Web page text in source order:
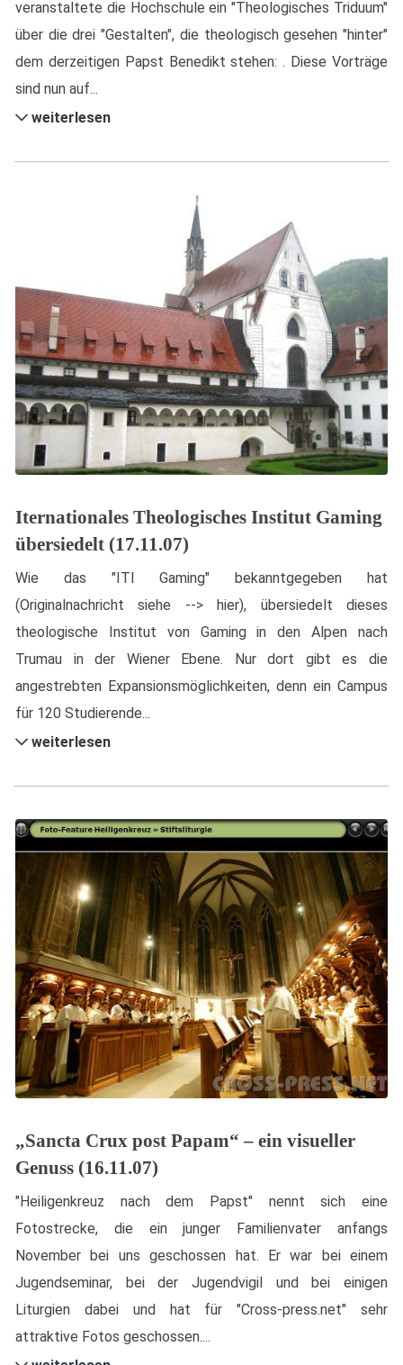
veranstaltete die Hochschule ein "Theologisches Triduum"
über die drei "Gestalten", die theologisch gesehen "hinter"
dem derzeitigen Papst Benedikt stehen: . Diese Vorträge
sind nun auf...
weiterlesen
Iternationales Theologisches Institut Gaming
übersiedelt (17.11.07)
Wie das "ITI Gaming" bekanntgegeben hat
(Originalnachricht siehe --> hier), übersiedelt dieses
theologische Institut von Gaming in den Alpen nach
Trumau in der Wiener Ebene. Nur dort gibt es die
angestrebten Expansionsmöglichkeiten, denn ein Campus
für 120 Studierende...
weiterlesen
„Sancta Crux post Papam“ – ein visueller
Genuss (16.11.07)
"Heiligenkreuz nach dem Papst" nennt sich eine
Fotostrecke, die ein junger Familienvater anfangs
November bei uns geschossen hat. Er war bei einem
Jugendseminar, bei der Jugendvigil und bei einigen
Liturgien dabei und hat für "Cross-press.net" sehr
attraktive Fotos geschossen....